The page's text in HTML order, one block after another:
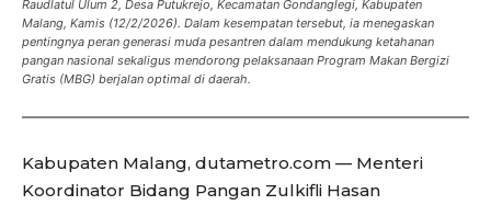
Raudlatul Ulum 2, Desa Putukrejo, Kecamatan Gondanglegi, Kabupaten
Malang, Kamis (12/2/2026). Dalam kesempatan tersebut, ia menegaskan
pentingnya peran generasi muda pesantren dalam mendukung ketahanan
pangan nasional sekaligus mendorong pelaksanaan Program Makan Bergizi
Gratis (MBG) berjalan optimal di daerah.
Kabupaten Malang, dutametro.com — Menteri
Koordinator Bidang Pangan Zulkifli Hasan